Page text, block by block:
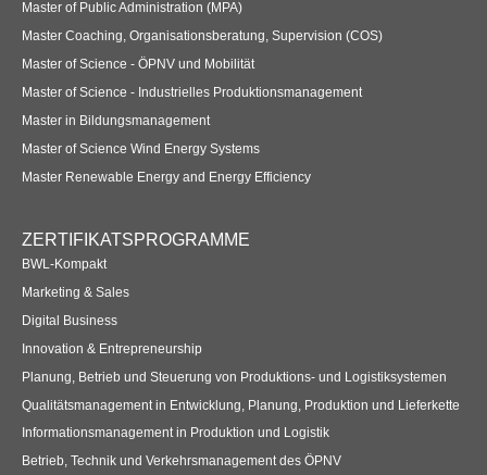
Anmelden Übersicht
Innovation & Entrepreneurship
Anmelden Übersicht
Planung des ÖPNV
Organisation, Wettbewerb und Recht im ÖPNV
Betrieb, Technik und Verkehrsmanagement des ÖPNV
Übersicht
Planung, Betrieb und Steuerung von Produktions- und
Logistiksystemen
Master of Public Administration (MPA)
Master Coaching, Organisationsberatung, Supervision (COS)
Master of Science - ÖPNV und Mobilität
Master of Science - Industrielles Produktionsmanagement
Master in Bildungsmanagement
Master of Science Wind Energy Systems
Master Renewable Energy and Energy Efficiency
ZERTIFIKATSPROGRAMME
BWL-Kompakt
Marketing & Sales
Digital Business
Innovation & Entrepreneurship
Planung, Betrieb und Steuerung von Produktions- und Logistiksystemen
Qualitätsmanagement in Entwicklung, Planung, Produktion und Lieferkette
Informationsmanagement in Produktion und Logistik
Betrieb, Technik und Verkehrsmanagement des ÖPNV